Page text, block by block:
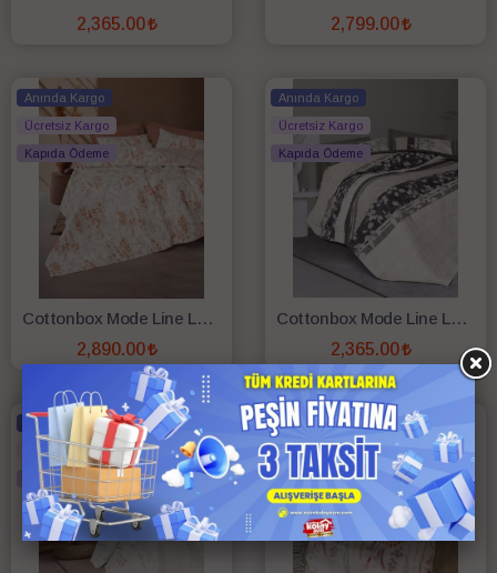
2,365.00
SEPETE EKLE
2,799.00
SEPETE EKLE
Anında Kargo
Ücretsiz Kargo
Kapıda Ödeme
Cottonbox Mode Line Lamına Çift Kişilik Complete Set Tarcın
2,890.00
SEPETE EKLE
Anında Kargo
Ücretsiz Kargo
Kapıda Ödeme
Cottonbox Mode Line Lehlare Çift Kişilik Complete Set Antrasıt
2,365.00
SEPETE EKLE
Anında Kargo
Ücretsiz Kargo
Kapıda Ödeme
Anında Kargo
Ücretsiz Kargo
Kapıda Ödeme